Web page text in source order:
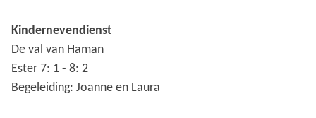
Kindernevendienst
De val van Haman
Ester 7: 1 - 8: 2
Begeleiding: Joanne en Laura